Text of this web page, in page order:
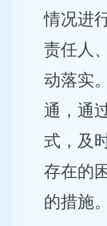
情况进
责任人
动落实
通，通
式，及
存在的
的措施。